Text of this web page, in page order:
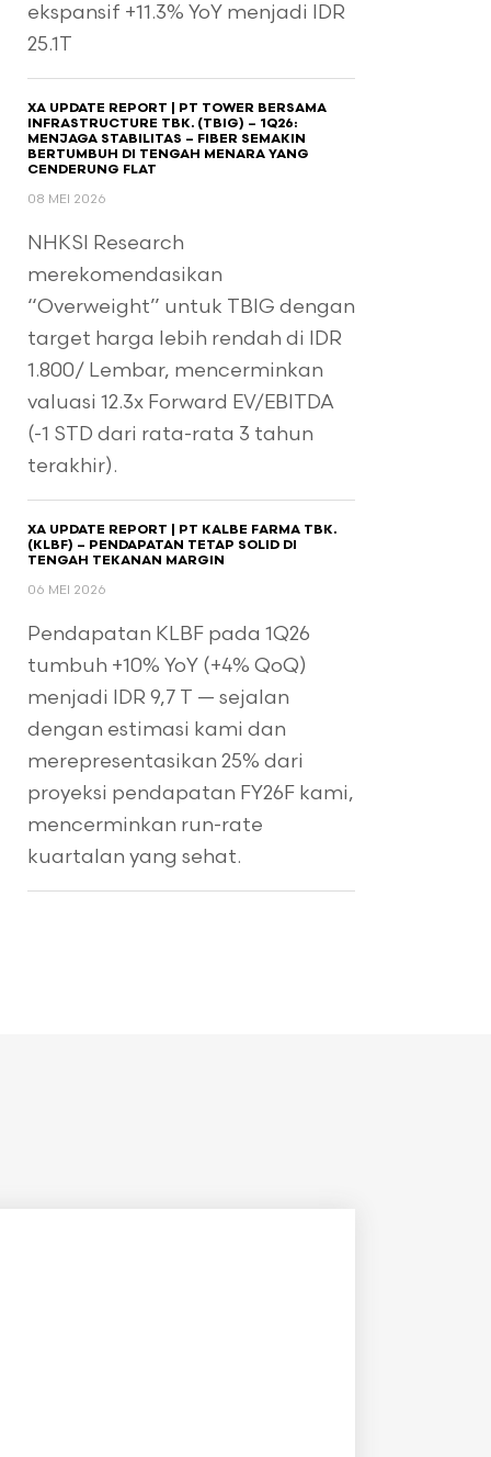
ekspansif +11.3% YoY menjadi IDR
25.1T
XA UPDATE REPORT | PT TOWER BERSAMA
INFRASTRUCTURE TBK. (TBIG) – 1Q26:
MENJAGA STABILITAS – FIBER SEMAKIN
BERTUMBUH DI TENGAH MENARA YANG
CENDERUNG FLAT
08 MEI 2026
NHKSI Research
merekomendasikan
“Overweight” untuk TBIG dengan
target harga lebih rendah di IDR
1.800/ Lembar, mencerminkan
valuasi 12.3x Forward EV/EBITDA
(-1 STD dari rata-rata 3 tahun
terakhir).
XA UPDATE REPORT | PT KALBE FARMA TBK.
(KLBF) – PENDAPATAN TETAP SOLID DI
TENGAH TEKANAN MARGIN
06 MEI 2026
Pendapatan KLBF pada 1Q26
tumbuh +10% YoY (+4% QoQ)
menjadi IDR 9,7 T — sejalan
dengan estimasi kami dan
merepresentasikan 25% dari
proyeksi pendapatan FY26F kami,
mencerminkan run-rate
kuartalan yang sehat.